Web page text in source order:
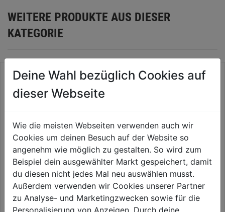
WEITERE PRODUKTE AUS DIESER
KATEGORIE
Vorbohrer mit Senker DM
3,2mm Senker-DM 12mm
0.0 (0)
Vorbohrer mit Senker DM
3,5mm Senker-DM 5/9,5mm
0.0 (0)
Deine Wahl bezüglich Cookies auf
dieser Webseite
Wie die meisten Webseiten verwenden auch wir
Cookies um deinen Besuch auf der Website so
angenehm wie möglich zu gestalten. So wird zum
Beispiel dein ausgewählter Markt gespeichert, damit
du diesen nicht jedes Mal neu auswählen musst.
Außerdem verwenden wir Cookies unserer Partner
zu Analyse- und Marketingzwecken sowie für die
Personalisierung von Anzeigen. Durch deine